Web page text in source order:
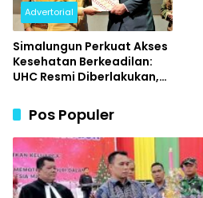
Advertorial
Simalungun Perkuat Akses
Kesehatan Berkeadilan:
UHC Resmi Diberlakukan,
KTP untuk Berobat
Pos Populer